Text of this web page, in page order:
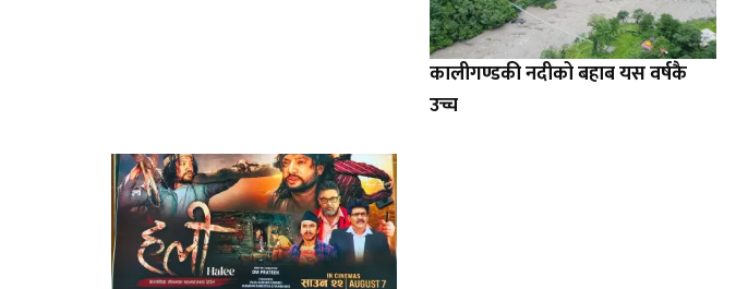
कालीगण्डकी नदीको बहाब यस वर्षकै
उच्च